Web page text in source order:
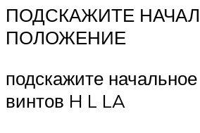
ПОДСКАЖИТЕ
ПОЛОЖЕНИЕ
подскажите
винтов H L LA